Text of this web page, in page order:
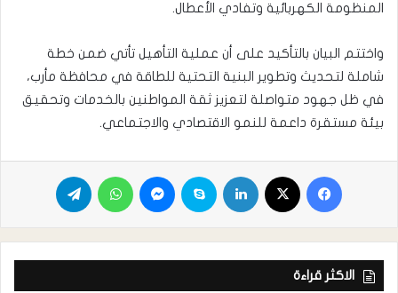
المنظومة الكهربائية وتفادي الأعطال.
واختتم البيان بالتأكيد على أن عملية التأهيل تأتي ضمن خطة
شاملة لتحديث وتطوير البنية التحتية للطاقة في محافظة مأرب،
في ظل جهود متواصلة لتعزيز ثقة المواطنين بالخدمات وتحقيق
بيئة مستقرة داعمة للنمو الاقتصادي والاجتماعي.
الاكثر قراءة